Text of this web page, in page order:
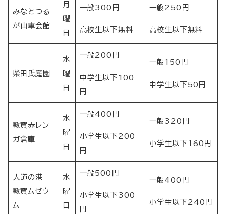
みなとつる
が山車会館
月
曜
日
一般300円
高校生以下無料
一般250円
高校生以下無料
柴田氏庭園
水
曜
日
一般200円
中学生以下100
円
一般150円
中学生以下50円
敦賀赤レン
ガ倉庫
水
曜
日
一般400円
小学生以下200
円
一般320円
小学生以下160円
人道の港
敦賀ムゼウ
ム
水
曜
日
一般500円
小学生以下300
円
一般400円
小学生以下240円